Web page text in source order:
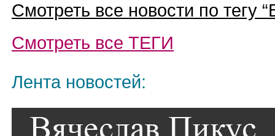
Смотреть все новости по тегу “
Смотреть все ТЕГИ
Лента новостей: